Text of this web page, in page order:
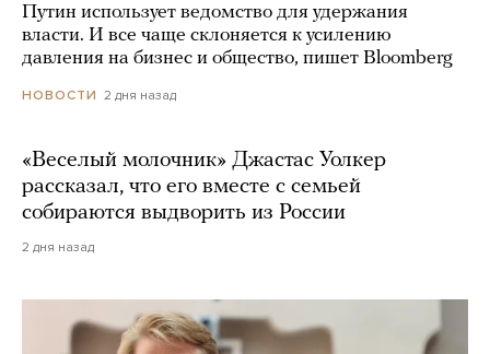
Путин использует ведомство для удержания
власти. И все чаще склоняется к усилению
давления на бизнес и общество, пишет Bloomberg
НОВОСТИ 2 дня назад
«Веселый молочник» Джастас Уолкер
рассказал, что его вместе с семьей
собираются выдворить из России
2 дня назад